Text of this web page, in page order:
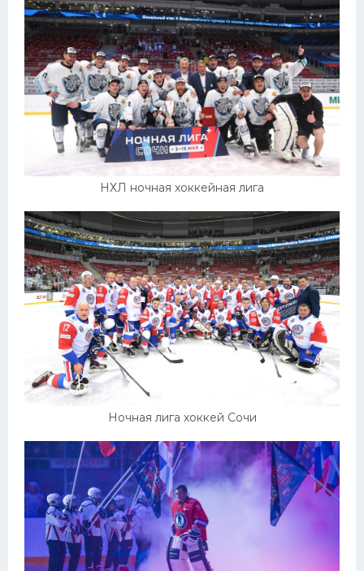
НХЛ ночная хоккейная лига
Ночная лига хоккей Сочи